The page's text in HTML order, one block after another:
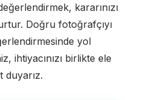
kararınızı
Doğru fotoğrafçıyı
yol
ihtiyacınızı birlikte ele
duyarız.